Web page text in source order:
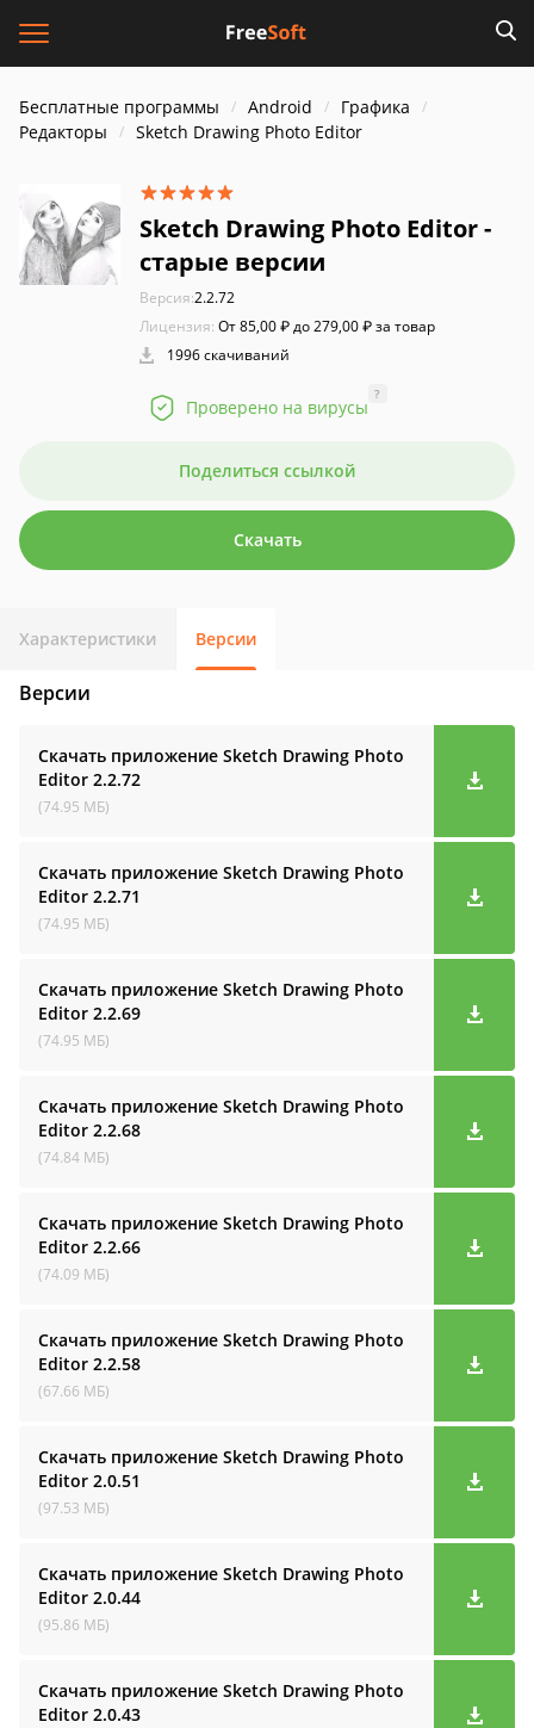
Бесплатные программы Android
Графика
Редакторы
Sketch Drawing Photo Editor
Sketch Drawing Photo Editor -
старые версии
Версия:2.2.72
Лицензия: От 85,00 ₽ до 279,00 ₽ за товар
1996 скачиваний
Проверено на вирусы
?
Поделиться ссылкой
Скачать
Характеристики Версии
Версии
Скачать приложение Sketch Drawing Photo
Editor 2.2.72
(74.95 МБ)
Скачать приложение Sketch Drawing Photo
Editor 2.2.71
(74.95 МБ)
Скачать приложение Sketch Drawing Photo
Editor 2.2.69
(74.95 МБ)
Скачать приложение Sketch Drawing Photo
Editor 2.2.68
(74.84 МБ)
Скачать приложение Sketch Drawing Photo
Editor 2.2.66
(74.09 МБ)
Скачать приложение Sketch Drawing Photo
Editor 2.2.58
(67.66 МБ)
Скачать приложение Sketch Drawing Photo
Editor 2.0.51
(97.53 МБ)
Скачать приложение Sketch Drawing Photo
Editor 2.0.44
(95.86 МБ)
Скачать приложение Sketch Drawing Photo
Editor 2.0.43